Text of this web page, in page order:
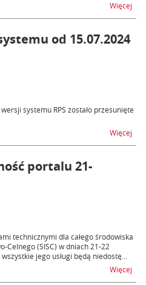
Więcej
od 15.07.2024
systemu RPS zostało przesunięte
Więcej
portalu 21-
technicznymi dla całego środowiska
Celnego (SISC) w dniach 21-22
jego usługi będą niedostę...
Więcej